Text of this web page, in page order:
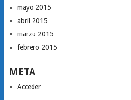
mayo 2015
abril 2015
marzo 2015
febrero 2015
META
Acceder